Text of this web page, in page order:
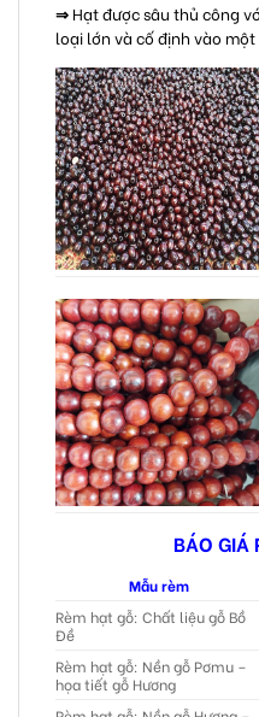
⇒ Hạt được sâu thủ công
loại lớn và cố định vào
BÁO GIÁ
Mẫu rèm
Rèm hạt gỗ: Chất liệu gỗ Bồ
Đề
Rèm hạt gỗ: Nền gỗ Pơmu –
họa tiết gỗ Hương